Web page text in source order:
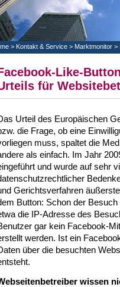
> Kontakt & Service > Marktmonitor >
Like-
für
Urteil des Europäischen
die Frage, ob eine
muss, spaltet die
als einfach. Im Jahr
und wurde auf sehr
Gerichtsverfahren
Button: Schon der
die IP-Adresse des
gar kein Facebook-
werden. Ist ein
über die besuchten
wissen